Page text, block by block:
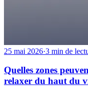
25 mai 2026·3 min de
Quelles zones
relaxer du haut du